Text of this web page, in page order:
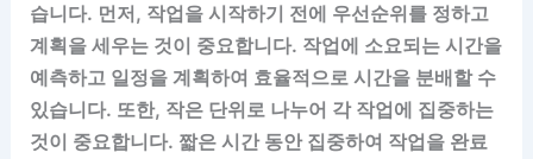
습니다. 먼저, 작업을 시작하기 전에 우선순위를 정하고
계획을 세우는 것이 중요합니다. 작업에 소요되는 시간을
예측하고 일정을 계획하여 효율적으로 시간을 분배할 수
있습니다. 또한, 작은 단위로 나누어 각 작업에 집중하는
것이 중요합니다. 짧은 시간 동안 집중하여 작업을 완료